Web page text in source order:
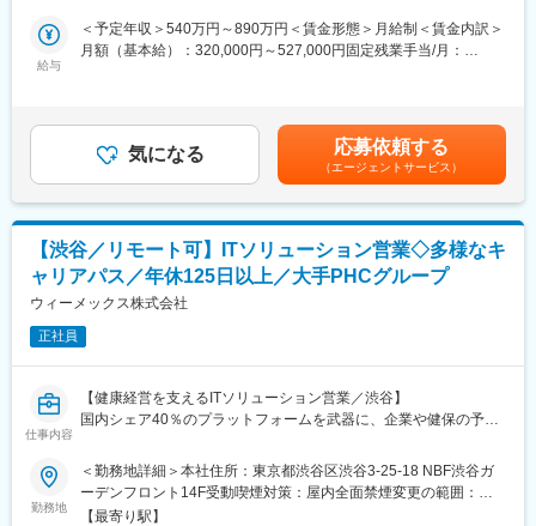
■働き方
■キャリアパス
営業として実績を積んだ後、営業企画やサービス開発など多様な
キャリアを描けます。
事業成長に直結するポジションで、将来的なリーダーシップ発揮
も期待されます。
■企業魅力
ウィーメックスは、ヘルスケアIT領域で国内トップクラスのシェ
アを誇り、医療から予防・健康へとシフトする社会課題に応える
■業務内容
企業・健保向け健診代行サービスに関連し、提携する健診医療機
を提案
・健診事務代行、特定保健指導、ストレスチェックなど予防医療
・関係構築を通じた長期的なパートナーシップ形成
営業活動にとどまらず、事業成長に向けた企画提案や社内連携も
担います。
効果的なヒアリングを通じて課題を特定し、仮説を立てて解決策
を提示する力が求められます。
失敗を恐れず挑戦し、最後までやり抜く行動力を発揮できる環境
です。
■業務の魅力
係を築きながら、事業の中核を担う提案営業に挑戦できます。
医療DX推進に貢献し、社会的意義の高いサービスを広めるやりが
いがあります。
給与
＜予定年収＞540万円～890万円＜賃金形態＞月給制＜賃金内訳＞
月額（基本給）：320,000円～527,000円固定残業手当/月：
詳細は、経験・年齢を考慮し当社規定により決定※インセンティブ
あり※ご経験やご希望を踏まえ、管理職相当（管理監督者）として
採用する場合あり■賞与：年1回（7月）■昇給：ミッショングレー
ド制度による変更あり賃金はあくまでも目安の金額であり、選考
を通じて上下する可能性があります。月給(月額)は固定手当を含め
た表記です。
気になる 応募依頼する
（エージェントサービス）
【渋谷／リモート可】ITソリューション営業◇多様なキ
ャリアパス／年休125日以上／大手PHCグループ
ウィーメックス株式会社
正社員
仕事内容
【健康経営を支えるITソリューション営業／渋谷】
国内シェア40％のプラットフォームを武器に、企業や健保の予防
営業活動にとどまらず、顧客ニーズを起点にサービス企画にも関
われる環境。裁量を持ち、スピード感ある事業成長に挑戦したい
方を歓迎します。
勤務地
＜勤務地詳細＞本社住所：東京都渋谷区渋谷3-25-18 NBF渋谷ガ
ーデンフロント14F受動喫煙対策：屋内全面禁煙変更の範囲：会
社の定める事業所（リモートワーク含む）
【最寄り駅】